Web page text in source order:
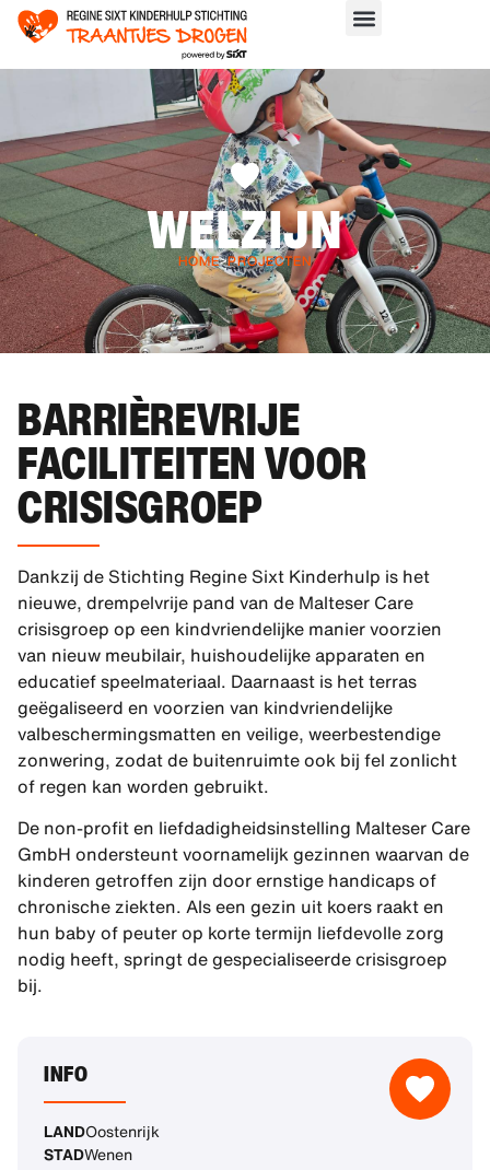
WELZIJN
HOME>PROJECTEN
BARRIÈREVRIJE
FACILITEITEN VOOR
CRISISGROEP
Dankzij de Stichting Regine Sixt Kinderhulp is het
nieuwe, drempelvrije pand van de Malteser Care
crisisgroep op een kindvriendelijke manier voorzien
van nieuw meubilair, huishoudelijke apparaten en
educatief speelmateriaal. Daarnaast is het terras
geëgaliseerd en voorzien van kindvriendelijke
valbeschermingsmatten en veilige, weerbestendige
zonwering, zodat de buitenruimte ook bij fel zonlicht
of regen kan worden gebruikt.
De non-profit en liefdadigheidsinstelling Malteser Care
GmbH ondersteunt voornamelijk gezinnen waarvan de
kinderen getroffen zijn door ernstige handicaps of
chronische ziekten. Als een gezin uit koers raakt en
hun baby of peuter op korte termijn liefdevolle zorg
nodig heeft, springt de gespecialiseerde crisisgroep
bij.
INFO
LANDOostenrijk
STADWenen